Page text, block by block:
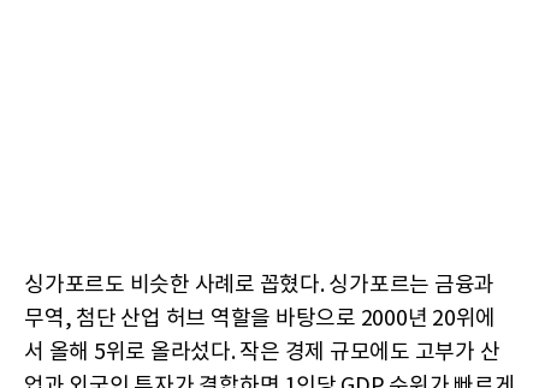
싱가포르도 비슷한 사례로 꼽혔다. 싱가포르는 금융과
무역, 첨단 산업 허브 역할을 바탕으로 2000년 20위에
서 올해 5위로 올라섰다. 작은 경제 규모에도 고부가 산